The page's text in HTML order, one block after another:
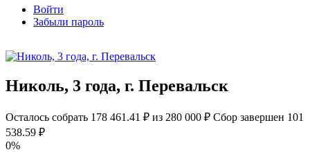
Войти
Забыли пароль
Николь, 3 года, г. Перевальск
Осталось собрать 178 461.41 ₽ из 280 000 ₽ Сбор завершен 101
538.59 ₽
0%